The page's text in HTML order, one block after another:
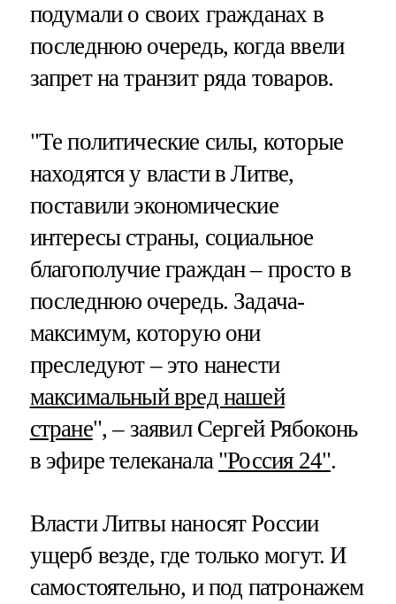
подумали о своих гражданах в
последнюю очередь, когда ввели
запрет на транзит ряда товаров.
"Те политические силы, которые
находятся у власти в Литве,
поставили экономические
интересы страны, социальное
благополучие граждан – просто в
последнюю очередь. Задача-
максимум, которую они
преследуют – это нанести
максимальный вред нашей
стране", – заявил Сергей Рябоконь
в эфире телеканала "Россия 24".
Власти Литвы наносят России
ущерб везде, где только могут. И
самостоятельно, и под патронажем